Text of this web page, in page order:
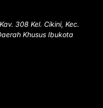
308 Kel. Cikini, Kec.
Khusus Ibukota